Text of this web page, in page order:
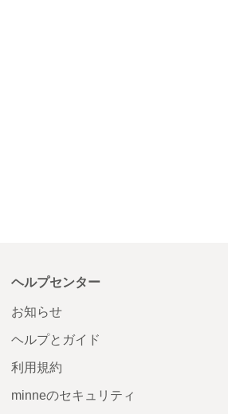
ヘルプセンター
お知らせ
ヘルプとガイド
利用規約
minneのセキュリティ